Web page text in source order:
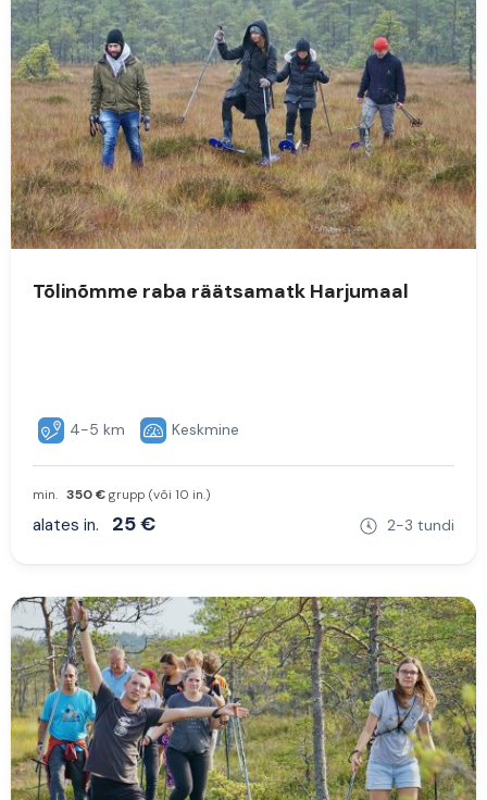
Tõlinõmme raba räätsamatk Harjumaal
4-5 km Keskmine
min. 350 €grupp (või 10 in.)
alates in. 25 € 2-3 tundi